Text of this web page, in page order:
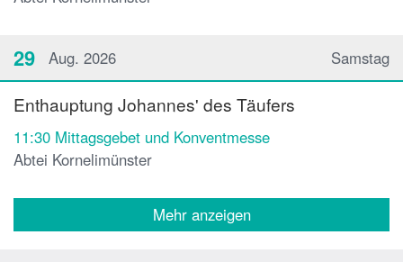
Samstag
29 Aug. 2026
Enthauptung Johannes' des Täufers
11:30 Mittagsgebet und Konventmesse
Abtei Kornelimünster
Mehr anzeigen